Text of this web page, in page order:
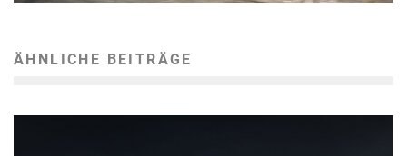
ÄHNLICHE BEITRÄGE